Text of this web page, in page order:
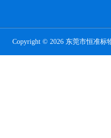
Copyright © 2026 东莞市恒准